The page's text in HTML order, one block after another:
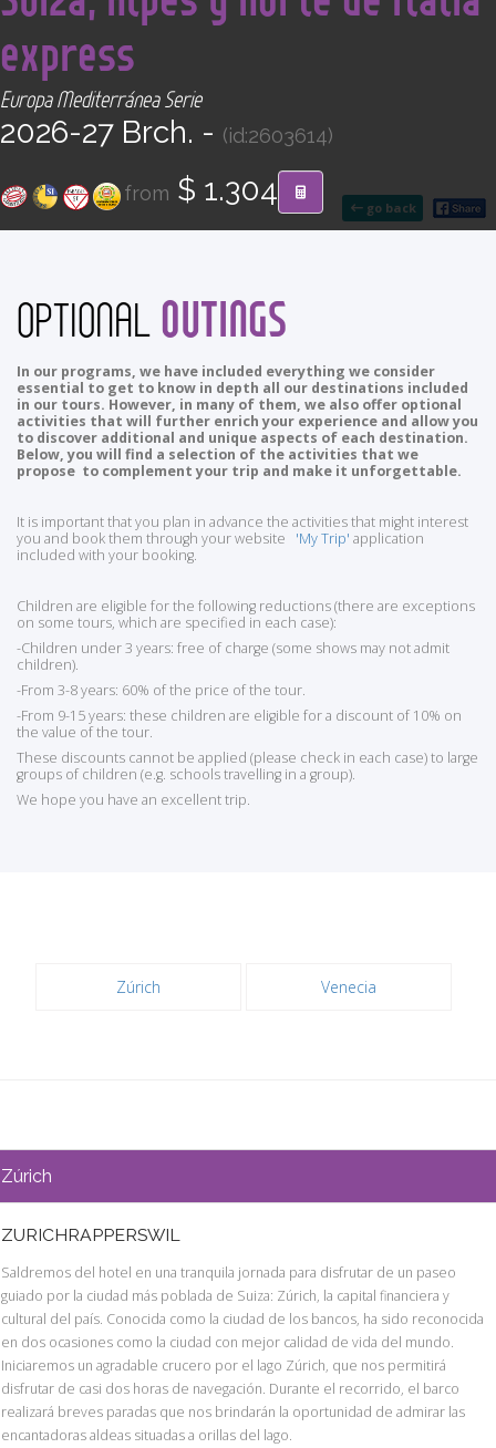
CONTACT
go back
express
Europa Mediterránea Serie
2026-27 Brch. - (id:2603614)
from $ 1.304
OPTIONALOUTINGS
In our programs, we have included everything we consider
essential to get to know in depth all our destinations included
in our tours. However, in many of them, we also offer optional
activities that will further enrich your experience and allow you
to discover additional and unique aspects of each destination.
Below, you will find a selection of the activities that we
propose to complement your trip and make it unforgettable.
It is important that you plan in advance the activities that might interest
you and book them through your website 'My Trip' application
included with your booking.
Children are eligible for the following reductions (there are exceptions
on some tours, which are specified in each case):
-Children under 3 years: free of charge (some shows may not admit
children).
-From 3-8 years: 60% of the price of the tour.
-From 9-15 years: these children are eligible for a discount of 10% on
the value of the tour.
These discounts cannot be applied (please check in each case) to large
groups of children (e.g. schools travelling in a group).
We hope you have an excellent trip.
Zúrich Venecia
Zúrich
ZURICHRAPPERSWIL
Saldremos del hotel en una tranquila jornada para disfrutar de un paseo
guiado por la ciudad más poblada de Suiza: Zúrich, la capital financiera y
cultural del país. Conocida como la ciudad de los bancos, ha sido reconocida
en dos ocasiones como la ciudad con mejor calidad de vida del mundo.
Iniciaremos un agradable crucero por el lago Zúrich, que nos permitirá
disfrutar de casi dos horas de navegación. Durante el recorrido, el barco
realizará breves paradas que nos brindarán la oportunidad de admirar las
encantadoras aldeas situadas a orillas del lago.